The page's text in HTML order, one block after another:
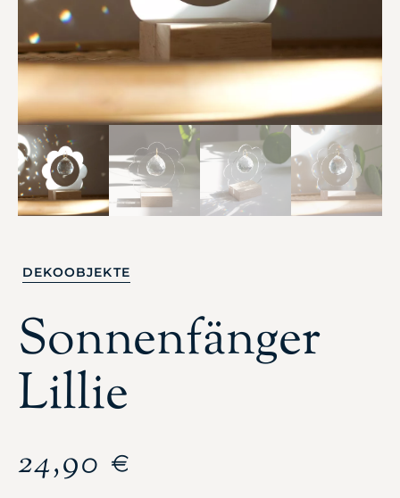
DEKOOBJEKTE
Sonnenfänger
Lillie
24,90 €